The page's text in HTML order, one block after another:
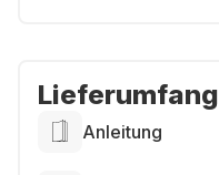
Lieferumfang
Anleitung